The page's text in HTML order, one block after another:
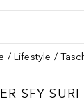
Lifestyle
SFY